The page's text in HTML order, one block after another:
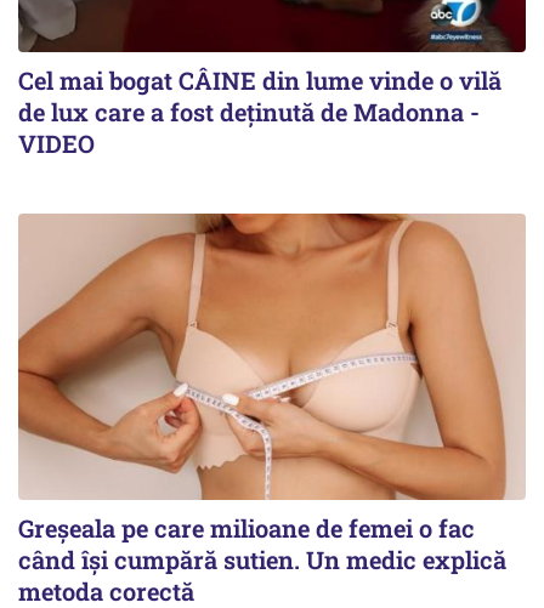
Cel mai bogat CÂINE din lume vinde o vilă
de lux care a fost deținută de Madonna -
VIDEO
Greșeala pe care milioane de femei o fac
când își cumpără sutien. Un medic explică
metoda corectă